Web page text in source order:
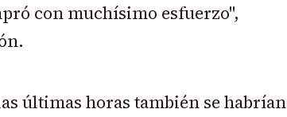
con muchísimo esfuerzo",
últimas horas también se habrían